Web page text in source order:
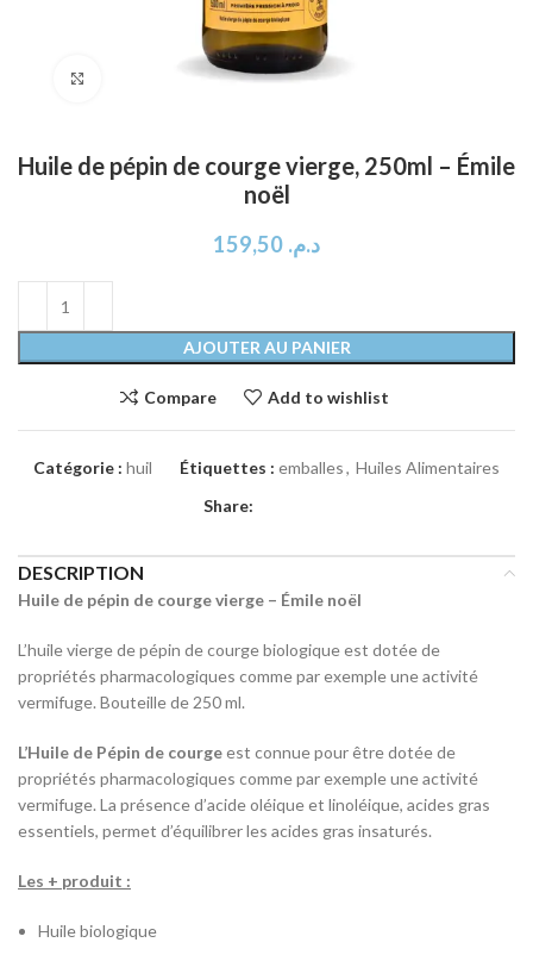
Click to enlarge
Huile de pépin de courge vierge, 250ml – Émile
noël
د.م.
AJOUTER AU PANIER
Compare Add to wishlist
Catégorie : huil Étiquettes : emballes, Huiles Alimentaires
Share:
DESCRIPTION
Huile de pépin de courge vierge – Émile noël
L’huile vierge de pépin de courge biologique est dotée de
propriétés pharmacologiques comme par exemple une activité
vermifuge. Bouteille de 250 ml.
L’Huile de Pépin de courgeest connue pour être dotée de
propriétés pharmacologiques comme par exemple une activité
vermifuge. La présence d’acide oléique et linoléique, acides gras
essentiels, permet d’équilibrer les acides gras insaturés.
Les + produit :
Huile biologique